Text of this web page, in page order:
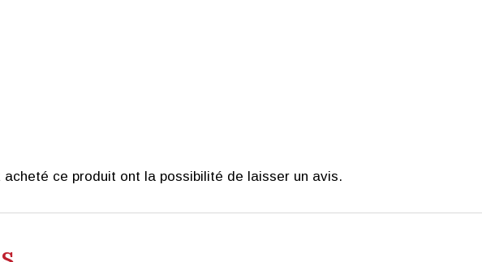
ce produit ont la possibilité de laisser un avis.